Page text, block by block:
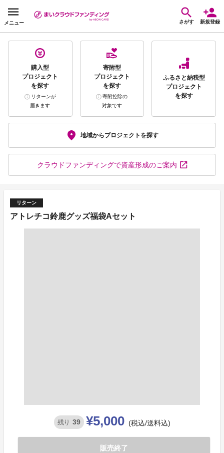
メニュー さがす 新規登録
購入型
プロジェクト
を探す
リターンが
届きます
寄附型
プロジェクト
を探す
寄附控除の
対象です
ふるさと納税型
プロジェクト
を探す
地域からプロジェクトを探す
クラウドファンディングで資産形成のご案内
リターン
アトレチコ鈴鹿グッズ福袋Aセット
残り 39 ¥5,000 (税込/送料込)
販売終了